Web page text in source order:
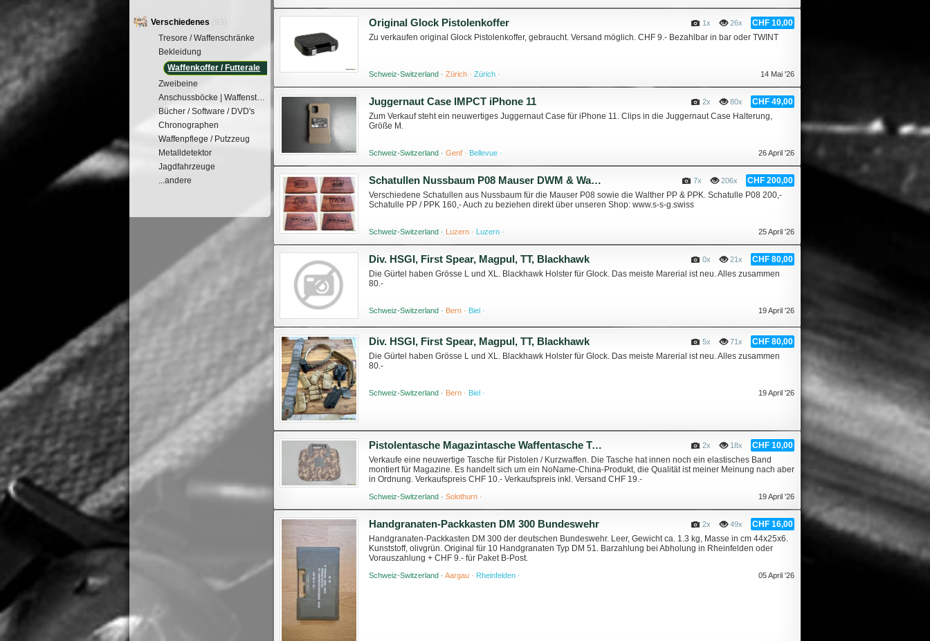
Original Glock Pistolenkoffer CHF 10,00
26x
1x
Zu verkaufen original Glock Pistolenkoffer, gebraucht. Versand möglich. CHF 9.- Bezahlbar in bar oder TWINT
Schweiz-Switzerland ·Zürich ·Zürich · 14 Mai '26
Juggernaut Case IMPCT iPhone 11 CHF 49,00
80x
2x
Zum Verkauf steht ein neuwertiges Juggernaut Case für iPhone 11. Clips in die Juggernaut Case Halterung,
Größe M.
Schweiz-Switzerland ·Genf · Bellevue · 26 April '26
Schatullen Nussbaum P08 Mauser DWM & Walther PP PPK TOP CHF 200,00
206x
7x
Verschiedene Schatullen aus Nussbaum für die Mauser P08 sowie die Walther PP & PPK. Schatulle P08 200,-
Schatulle PP / PPK 160,- Auch zu beziehen direkt über unseren Shop: www.s-s-g.swiss
Schweiz-Switzerland · Luzern · Luzern · 25 April '26
Div. HSGI, First Spear, Magpul, TT, Blackhawk CHF 80,00
21x
0x
Die Gürtel haben Grösse L und XL. Blackhawk Holster für Glock. Das meiste Marerial ist neu. Alles zusammen
80.-
Schweiz-Switzerland · Bern · Biel · 19 April '26
Div. HSGI, First Spear, Magpul, TT, Blackhawk CHF 80,00
71x
5x
Die Gürtel haben Grösse L und XL. Blackhawk Holster für Glock. Das meiste Marerial ist neu. Alles zusammen
80.-
Schweiz-Switzerland · Bern · Biel · 19 April '26
Pistolentasche Magazintasche Waffentasche Tasche CHF 10,00
18x
2x
Verkaufe eine neuwertige Tasche für Pistolen / Kurzwaffen. Die Tasche hat innen noch ein elastisches Band
montiert für Magazine. Es handelt sich um ein NoName-China-Produkt, die Qualität ist meiner Meinung nach aber
in Ordnung. Verkaufspreis CHF 10.- Verkaufspreis inkl. Versand CHF 19.-
Schweiz-Switzerland ·Solothurn · 19 April '26
Handgranaten-Packkasten DM 300 Bundeswehr CHF 16,00
49x
2x
Handgranaten-Packkasten DM 300 der deutschen Bundeswehr. Leer, Gewicht ca. 1.3 kg, Masse in cm 44x25x6.
Kunststoff, olivgrün. Original für 10 Handgranaten Typ DM 51. Barzahlung bei Abholung in Rheinfelden oder
Vorauszahlung + CHF 9.- für Paket B-Post.
Schweiz-Switzerland ·Aargau · Rheinfelden · 05 April '26
Verschiedenes
Tresore / Waffenschränke
Bekleidung
Waffenkoffer / Futterale
Zweibeine
Anschussböcke | Waffenstütze
Bücher / Software / DVD's
Chronographen
Waffenpflege / Putzzeug
Metalldetektor
Jagdfahrzeuge
...andere